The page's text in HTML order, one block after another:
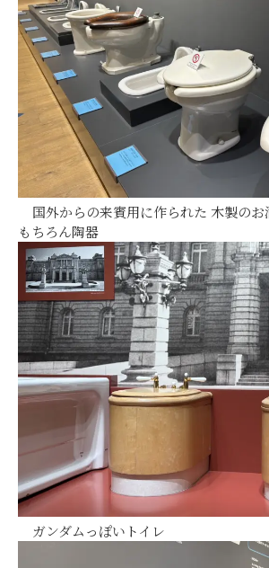
国外からの来賓用に作られた 木製のお
もちろん陶器
ガンダムっぽいトイレ